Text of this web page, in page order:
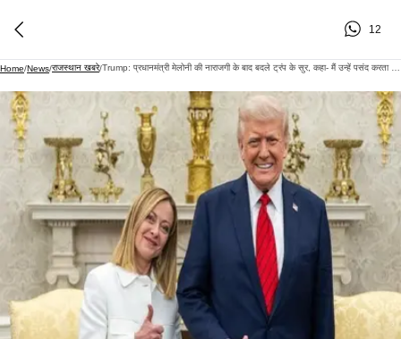
12
Home/News/राजस्थान खबरे/